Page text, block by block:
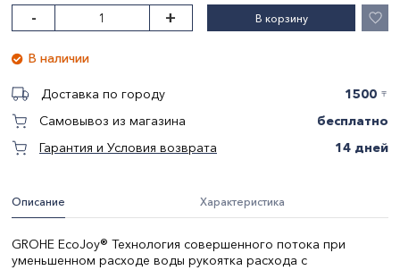
Описание Характеристика
GROHE EcoJoy® Технология совершенного потока при
уменьшенном расходе воды рукоятка расхода с
- + В корзину
В наличии
Доставка по городу 1500 〒
Самовывоз из магазина
бесплатно
Гарантия и Условия возврата
14 дней